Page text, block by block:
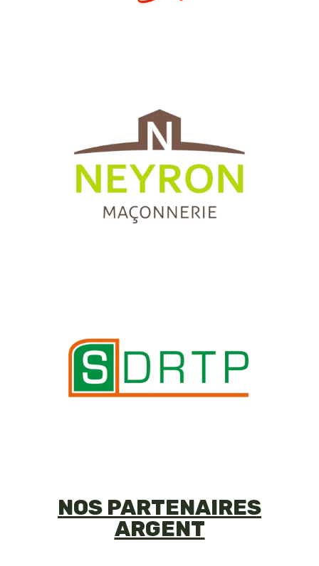
NOS PARTENAIRES
ARGENT